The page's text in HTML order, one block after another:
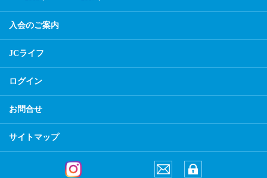
入会のご案内
JCライフ
ログイン
お問合せ
サイトマップ